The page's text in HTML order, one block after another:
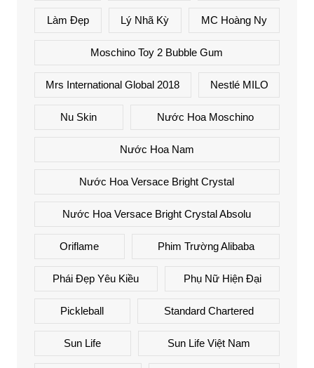
Làm Đẹp Lý Nhã Kỳ MC Hoàng Ny
Moschino Toy 2 Bubble Gum
Mrs International Global 2018 Nestlé MILO
Nu Skin Nước Hoa Moschino
Nước Hoa Nam
Nước Hoa Versace Bright Crystal
Nước Hoa Versace Bright Crystal Absolu
Oriflame Phim Trường Alibaba
Phái Đẹp Yêu Kiều Phụ Nữ Hiện Đại
Pickleball Standard Chartered
Sun Life Sun Life Việt Nam